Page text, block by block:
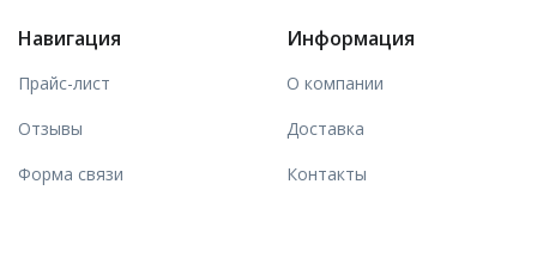
Навигация
Прайс-лист
Отзывы
Форма связи
Информация
О компании
Доставка
Контакты